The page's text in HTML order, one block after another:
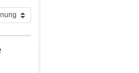
von 5 von 5 Sternen